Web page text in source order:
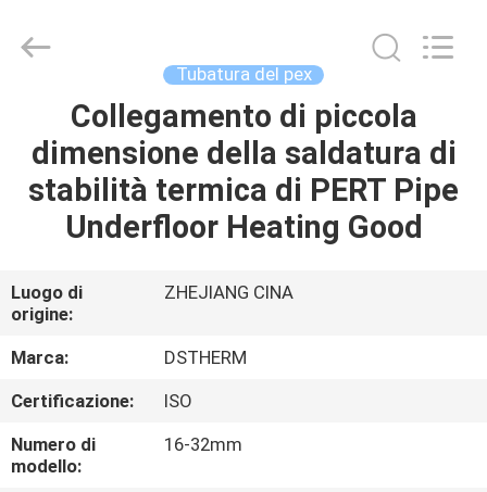
CASA
PRODOTTI
DI
NOI
VISITA
ALLA
FABBRICA
DSTHERM
INDUSTRIAL
Tubatura del pex
Collegamento di piccola
dimensione della saldatura di
stabilità termica di PERT Pipe
Underfloor Heating Good
Luogo di
origine:
ZHEJIANG CINA
Marca:
DSTHERM
Certificazione:
ISO
Numero di
modello:
16-32mm